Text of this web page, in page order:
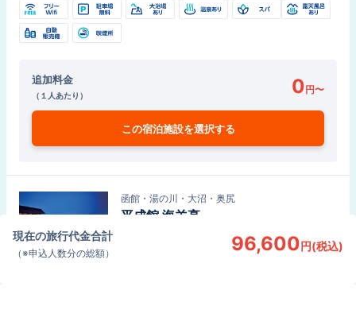
追加料金
（ １人あたり ） 0円〜
この宿泊施設を選択する
函館・湯の川・大沼・奥尻
平成館 海羊亭
ホテルの詳細を見る
現在の旅行代金合計
（※申込人数分の総額） 96,600円(税込)